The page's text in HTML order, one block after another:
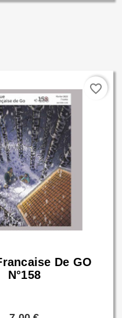
De GO
N°158
favorite_border